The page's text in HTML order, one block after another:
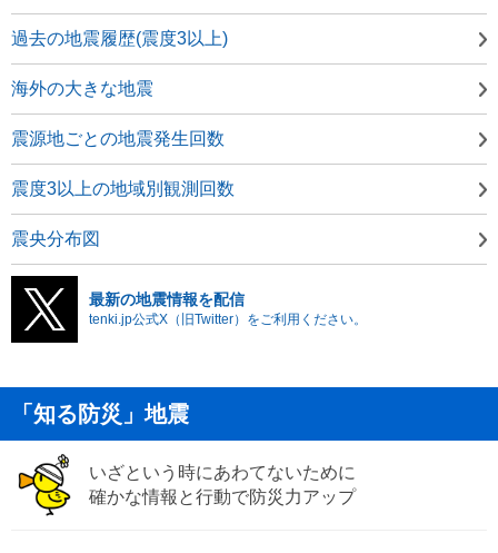
過去の地震履歴(震度3以上)
海外の大きな地震
震源地ごとの地震発生回数
震度3以上の地域別観測回数
震央分布図
最新の地震情報を配信
tenki.jp公式X（旧Twitter）をご利用ください。
「知る防災」地震
いざという時にあわてないために
確かな情報と行動で防災力アップ